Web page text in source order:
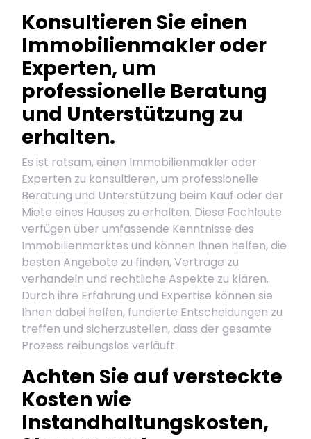
Konsultieren Sie einen
Immobilienmakler oder
Experten, um
professionelle Beratung
und Unterstützung zu
erhalten.
Es ist ratsam, einen Immobilienmakler oder
Experten zu konsultieren, um professionelle
Beratung und Unterstützung beim Kauf oder der
Miete eines Hauses zu erhalten. Diese Fachleute
verfügen über umfassende Kenntnisse des
Immobilienmarktes und können Ihnen helfen, die
besten Angebote zu finden, Verträge zu
verhandeln und rechtliche Aspekte zu klären.
Durch ihre Erfahrung und Expertise können sie
Ihnen dabei helfen, fundierte Entscheidungen zu
treffen und sicherzustellen, dass der gesamte
Prozess reibungslos verläuft.
Achten Sie auf versteckte
Kosten wie
Instandhaltungskosten,